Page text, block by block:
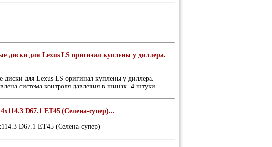
диски для Lexus LS оригинал куплены у диллера.
для Lexus LS оригинал куплены у диллера.
система контроля давления в шинах. 4 штуки
D67.1 ET45 (Селена-супер)...
D67.1 ET45 (Селена-супер)